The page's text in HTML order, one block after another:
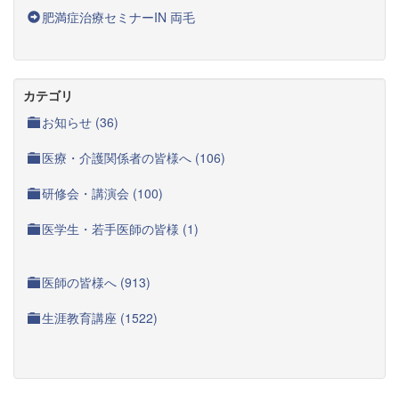
肥満症治療セミナーIN 両毛
カテゴリ
お知らせ (36)
医療・介護関係者の皆様へ (106)
研修会・講演会 (100)
医学生・若手医師の皆様 (1)
医師の皆様へ (913)
生涯教育講座 (1522)